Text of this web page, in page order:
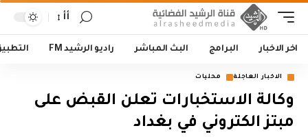
أأ
اخر الاخبار البرامج البث المباشر راديو الرشيد FM
الاخبار العاجلة محليات
وكالة الاستخبارات تعلن القبض على
مبتز الكتروني في بغداد